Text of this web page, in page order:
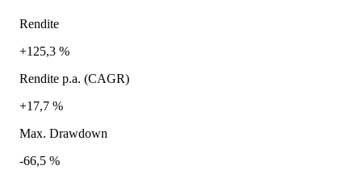
Rendite
+125,3 %
Rendite p.a. (CAGR)
+17,7 %
Max. Drawdown
-66,5 %